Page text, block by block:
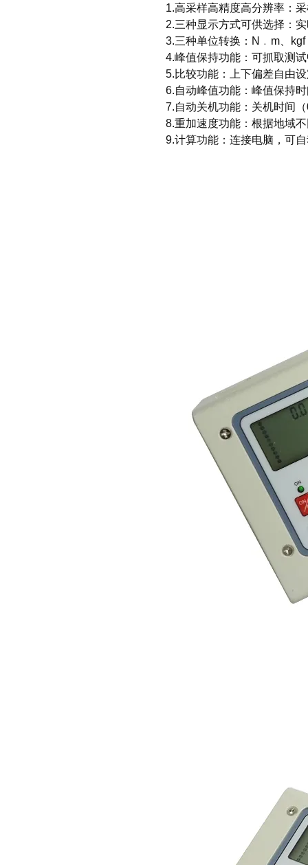
1.高采样高精度高分辨率：
2.三种显示方式可供选择：
3.三种单位转换：N﹒m、
4.峰值保持功能：可抓取测
5.比较功能：上下偏差自由
6.自动峰值功能：峰值保持
7.自动关机功能：关机时间
8.重加速度功能：根据地域
9.计算功能：连接电脑，可